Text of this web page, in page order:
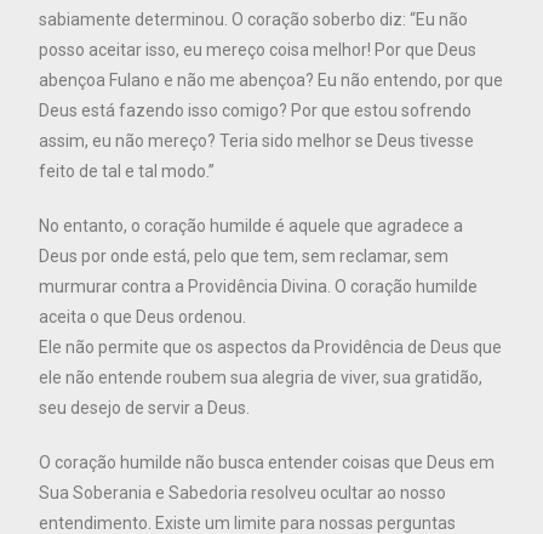
sabiamente determinou. O coração soberbo diz: “Eu não
posso aceitar isso, eu mereço coisa melhor! Por que Deus
abençoa Fulano e não me abençoa? Eu não entendo, por que
Deus está fazendo isso comigo? Por que estou sofrendo
assim, eu não mereço? Teria sido melhor se Deus tivesse
feito de tal e tal modo.”
No entanto, o coração humilde é aquele que agradece a
Deus por onde está, pelo que tem, sem reclamar, sem
murmurar contra a Providência Divina. O coração humilde
aceita o que Deus ordenou.
Ele não permite que os aspectos da Providência de Deus que
ele não entende roubem sua alegria de viver, sua gratidão,
seu desejo de servir a Deus.
O coração humilde não busca entender coisas que Deus em
Sua Soberania e Sabedoria resolveu ocultar ao nosso
entendimento. Existe um limite para nossas perguntas